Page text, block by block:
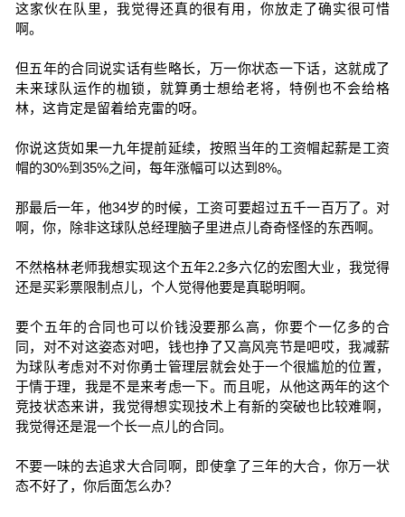
这家伙在队里，我觉得还真的很有用，你放走了确实很可惜
啊。
但五年的合同说实话有些略长，万一你状态一下话，这就成了
未来球队运作的枷锁，就算勇士想给老将，特例也不会给格
林，这肯定是留着给克雷的呀。
你说这货如果一九年提前延续，按照当年的工资帽起薪是工资
帽的30%到35%之间，每年涨幅可以达到8%。
那最后一年，他34岁的时候，工资可要超过五千一百万了。对
啊，你，除非这球队总经理脑子里进点儿奇奇怪怪的东西啊。
不然格林老师我想实现这个五年2.2多六亿的宏图大业，我觉得
还是买彩票限制点儿，个人觉得他要是真聪明啊。
要个五年的合同也可以价钱没要那么高，你要个一亿多的合
同，对不对这姿态对吧，钱也挣了又高风亮节是吧哎，我减薪
为球队考虑对不对你勇士管理层就会处于一个很尴尬的位置，
于情于理，我是不是来考虑一下。而且呢，从他这两年的这个
竞技状态来讲，我觉得想实现技术上有新的突破也比较难啊，
我觉得还是混一个长一点儿的合同。
不要一味的去追求大合同啊，即使拿了三年的大合，你万一状
态不好了，你后面怎么办？